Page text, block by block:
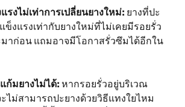
รงไม่เท่าการเปลี่ยนยางใหม่: ยางที่ปะ
ข็งแรงเท่ากับยางใหม่ที่ไม่เคยมีรอยรั่ว
าก่อน แถมอาจมีโอกาสรั่วซึมได้อีกใน
ก้มยางไม่ได้: หากรอยรั่วอยู่บริเวณ
ไม่สามารถปะยางด้วยวิธีแทงใยไหม